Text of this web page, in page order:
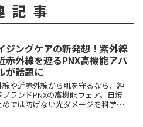
記事
ジングケアの新発想！紫外線
赤外線を遮るPNX高機能アパ
が話題に
線や近赤外線から肌を守るなら、純
ブランドPNXの高機能ウェア。日焼
めでは防げない光ダメージを科学の